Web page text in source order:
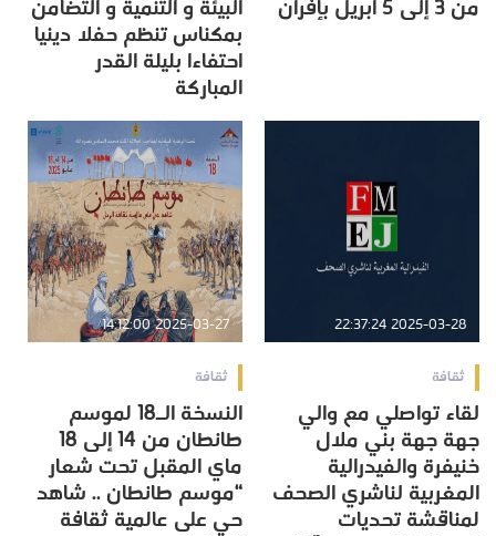
من 3 إلى 5 أبريل بإفران البيئة و التنمية و التضامن
بمكناس تنظم حفلا دينيا
احتفاءا بليلة القدر
المباركة
2025-03-28 22:37:24
ثقافة
لقاء تواصلي مع والي
جهة جهة بني ملال
خنيفرة والفيدرالية
المغربية لناشري الصحف
لمناقشة تحديات
2025-03-27 14:12:00
ثقافة
النسخة الـ18 لموسم
طانطان من 14 إلى 18
ماي المقبل تحت شعار
“موسم طانطان .. شاهد
حي على عالمية ثقافة